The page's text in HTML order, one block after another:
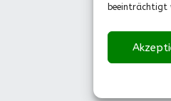
beeinträchtigt